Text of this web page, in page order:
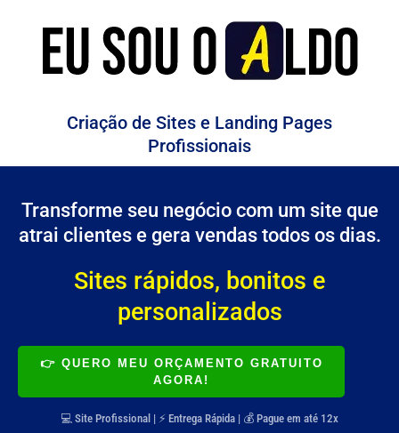
Criação de Sites e Landing Pages
Profissionais
Transforme seu negócio com um site que
atrai clientes e gera vendas todos os dias.
Sites rápidos, bonitos e
personalizados
👉 QUERO MEU ORÇAMENTO GRATUITO
AGORA!
💻 Site Profissional | ⚡ Entrega Rápida | 💰 Pague em até 12x